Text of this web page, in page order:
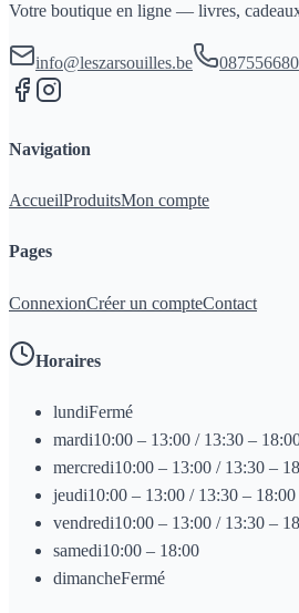
Votre boutique en ligne — livres,
info@leszarsouilles.be 087556680
Navigation
AccueilProduitsMon compte
Pages
ConnexionCréer un compteContact
Horaires
lundiFermé
mardi10:00 – 13:00 / 13:30 –
mercredi10:00 – 13:00 / 13:30 –
jeudi10:00 – 13:00 / 13:30 – 18:00
vendredi10:00 – 13:00 / 13:30 –
samedi10:00 – 18:00
dimancheFermé